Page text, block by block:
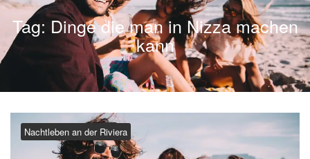
Tag: Dinge die man in Nizza machen
kann
Nachtleben an der Riviera